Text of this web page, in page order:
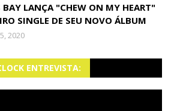
BAY LANÇA "CHEW ON MY HEART"
SINGLE DE SEU NOVO ÁLBUM
2020
ENTREVISTA: